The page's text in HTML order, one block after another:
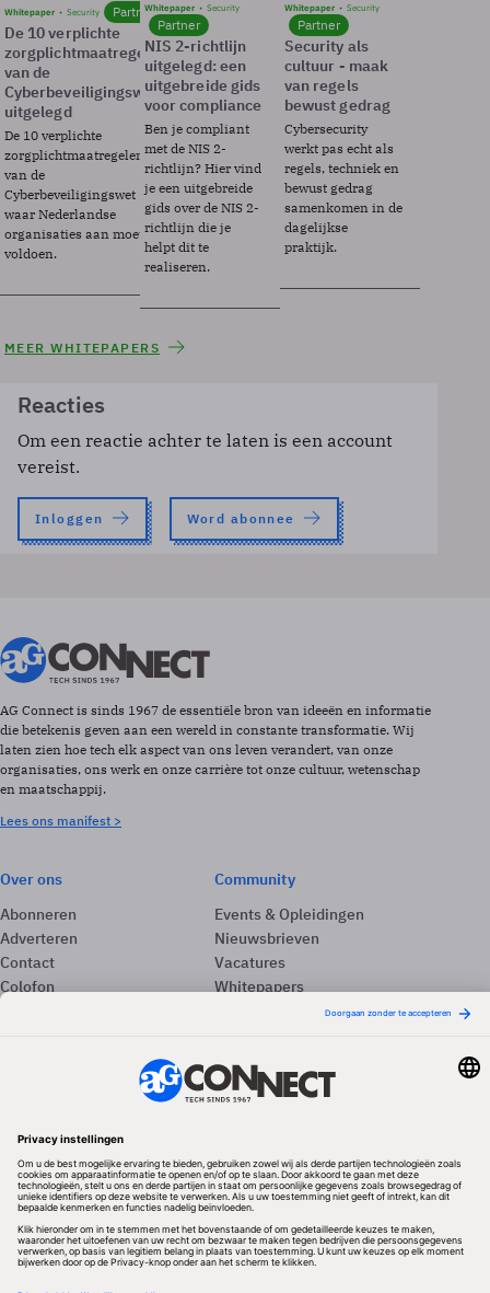
Whitepaper Security Partner
De 10 verplichte
zorgplichtmaatregelen
van de
Cyberbeveiligingswet
uitgelegd
De 10 verplichte
zorgplichtmaatregelen
van de
Cyberbeveiligingswet
waar Nederlandse
organisaties aan moeten
voldoen.
Whitepaper Security
Partner
NIS 2-richtlijn
uitgelegd: een
uitgebreide gids
voor compliance
Ben je compliant
met de NIS 2-
richtlijn? Hier vind
je een uitgebreide
gids over de NIS 2-
richtlijn die je
helpt dit te
realiseren.
Whitepaper Security
Partner
Security als
cultuur - maak
van regels
bewust gedrag
Cybersecurity
werkt pas echt als
regels, techniek en
bewust gedrag
samenkomen in de
dagelijkse
praktijk.
MEER WHITEPAPERS
Reacties
Om een reactie achter te laten is een account
vereist.
Inloggen Word abonnee
AG Connect is sinds 1967 de essentiële bron van ideeën en informatie
die betekenis geven aan een wereld in constante transformatie. Wij
laten zien hoe tech elk aspect van ons leven verandert, van onze
organisaties, ons werk en onze carrière tot onze cultuur, wetenschap
en maatschappij.
Lees ons manifest >
Over ons
Abonneren
Adverteren
Contact
Colofon
Community
Events & Opleidingen
Nieuwsbrieven
Vacatures
Whitepapers
Redactionele partner
Algemene Voorwaarden & Copyrights